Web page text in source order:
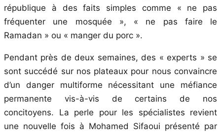
république à des faits simples comme « ne pas
fréquenter une mosquée », « ne pas faire le
Ramadan » ou « manger du porc ».
Pendant près de deux semaines, des « experts » se
sont succédé sur nos plateaux pour nous convaincre
d’un danger multiforme nécessitant une méfiance
permanente vis-à-vis de certains de nos
concitoyens. La perle pour les spécialistes revient
une nouvelle fois à Mohamed Sifaoui présenté par